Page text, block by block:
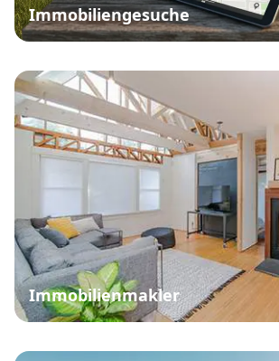
Immobiliengesuche
Immobilienmakler